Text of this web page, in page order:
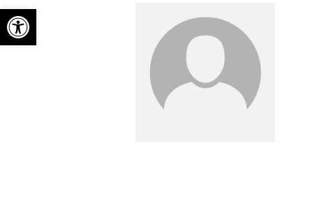
Abrir barra de herramientas